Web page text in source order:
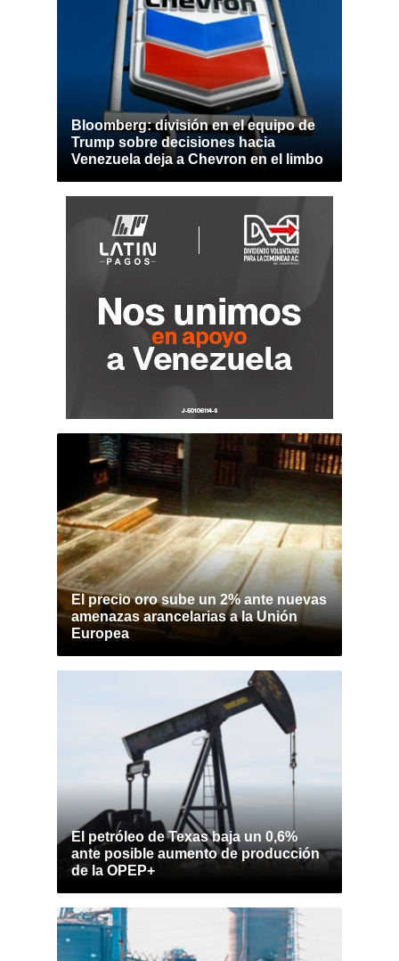
Bloomberg: división en el equipo de
Trump sobre decisiones hacia
Venezuela deja a Chevron en el limbo
El precio oro sube un 2% ante nuevas
amenazas arancelarias a la Unión
Europea
El petróleo de Texas baja un 0,6%
ante posible aumento de producción
de la OPEP+